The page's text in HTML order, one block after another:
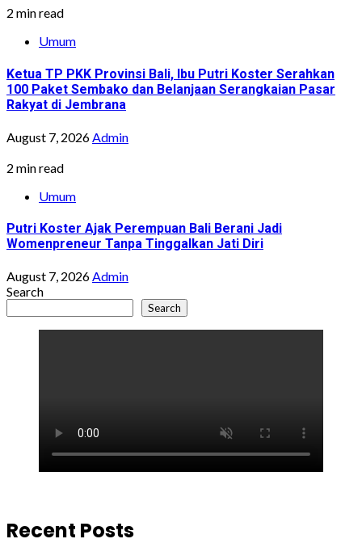
2 min read
Umum
Ketua TP PKK Provinsi Bali, Ibu Putri Koster Serahkan
100 Paket Sembako dan Belanjaan Serangkaian Pasar
Rakyat di Jembrana
August 7, 2026Admin
2 min read
Umum
Putri Koster Ajak Perempuan Bali Berani Jadi
Womenpreneur Tanpa Tinggalkan Jati Diri
August 7, 2026Admin
Search
Search
Recent Posts